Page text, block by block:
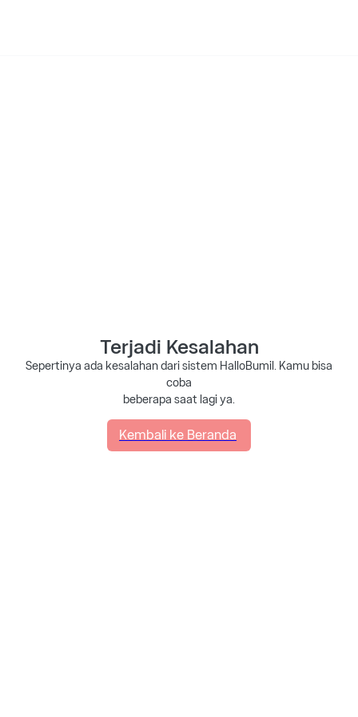
Terjadi Kesalahan
Sepertinya ada kesalahan dari sistem HalloBumil. Kamu bisa
coba
beberapa saat lagi ya.
Kembali ke Beranda